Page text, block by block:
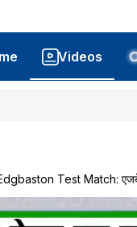
Videos
Test Match: